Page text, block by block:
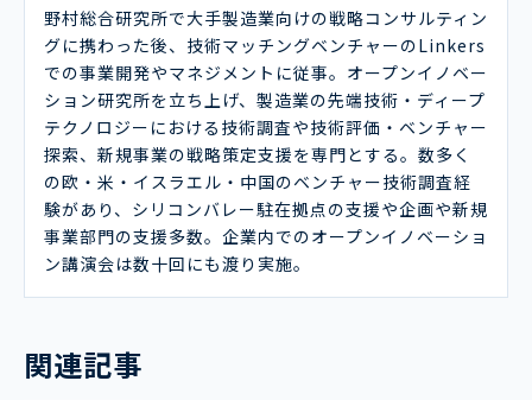
野村総合研究所で大手製造業向けの戦略コンサルティン
グに携わった後、技術マッチングベンチャーのLinkers
での事業開発やマネジメントに従事。オープンイノベー
ション研究所を立ち上げ、製造業の先端技術・ディープ
テクノロジーにおける技術調査や技術評価・ベンチャー
探索、新規事業の戦略策定支援を専門とする。数多く
の欧・米・イスラエル・中国のベンチャー技術調査経
験があり、シリコンバレー駐在拠点の支援や企画や新規
事業部門の支援多数。企業内でのオープンイノベーショ
ン講演会は数十回にも渡り実施。
関連記事